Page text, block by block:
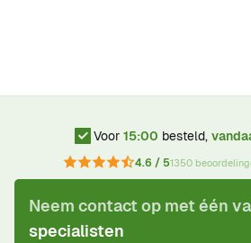
Voor 15:00 besteld,
4.6 / 51350
Neem contact op met één
specialisten